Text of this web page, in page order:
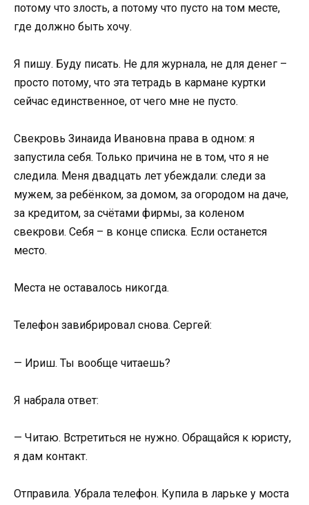
потому что злость, а потому что пусто на том месте,
где должно быть хочу.
Я пишу. Буду писать. Не для журнала, не для денег –
просто потому, что эта тетрадь в кармане куртки
сейчас единственное, от чего мне не пусто.
Свекровь Зинаида Ивановна права в одном: я
запустила себя. Только причина не в том, что я не
следила. Меня двадцать лет убеждали: следи за
мужем, за ребёнком, за домом, за огородом на даче,
за кредитом, за счётами фирмы, за коленом
свекрови. Себя – в конце списка. Если останется
место.
Места не оставалось никогда.
Телефон завибрировал снова. Сергей:
— Ириш. Ты вообще читаешь?
Я набрала ответ:
— Читаю. Встретиться не нужно. Обращайся к юристу,
я дам контакт.
Отправила. Убрала телефон. Купила в ларьке у моста